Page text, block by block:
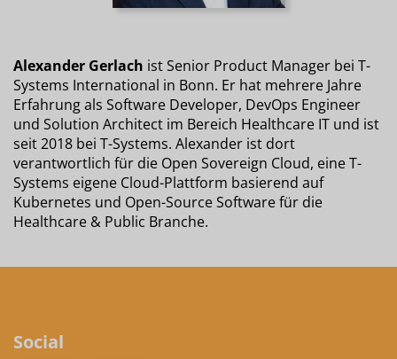
Alexander Gerlach ist Senior Product Manager bei T-
Systems International in Bonn. Er hat mehrere Jahre
Erfahrung als Software Developer, DevOps Engineer
und Solution Architect im Bereich Healthcare IT und ist
seit 2018 bei T-Systems. Alexander ist dort
verantwortlich für die Open Sovereign Cloud, eine T-
Systems eigene Cloud-Plattform basierend auf
Kubernetes und Open-Source Software für die
Healthcare & Public Branche.
Social